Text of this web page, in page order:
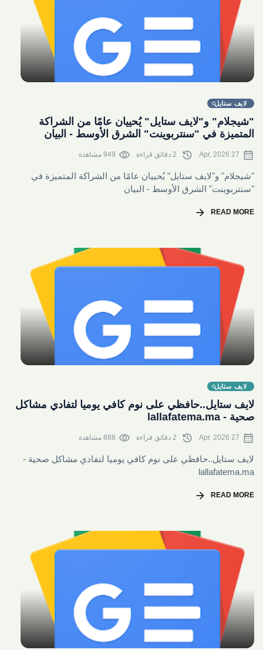
لايف ستايل
"شيجلام" و"لايف ستايل" يُحييان عامًا من الشراكة
المتميزة في "سنتربوينت" الشرق الأوسط - البيان
calendar_month
27 Apr, 2026
history
visibility 949 مشاهدة
"شيجلام" و"لايف ستايل" يُحييان عامًا من الشراكة المتميزة في
"سنتربوينت" الشرق الأوسط - البيان
READ MORE
arrow_forward
لايف ستايل
لايف ستايل..حافظي على نوم كافي يوميا لتفادي مشاكل
صحية - lallafatema.ma
calendar_month
27 Apr, 2026
history
visibility 888 مشاهدة
لايف ستايل..حافظي على نوم كافي يوميا لتفادي مشاكل صحية -
lallafatema.ma
READ MORE
arrow_forward